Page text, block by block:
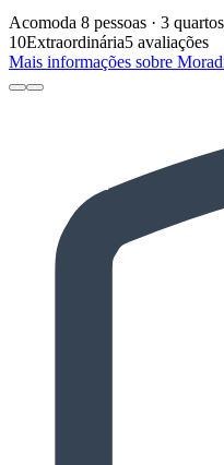
Acomoda 8 pessoas · 3
10Extraordinária5 avaliações
Mais informações sobre